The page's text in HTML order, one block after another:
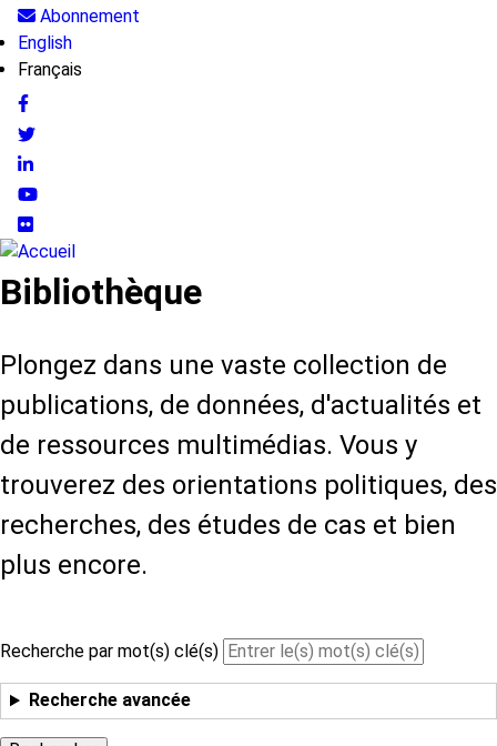
User
account
menu
Abonnement
English
Français
Follow
us
Bibliothèque
Plongez dans une vaste collection de
publications, de données, d'actualités et
de ressources multimédias. Vous y
trouverez des orientations politiques, des
recherches, des études de cas et bien
plus encore.
Recherche par mot(s) clé(s)
Recherche avancée